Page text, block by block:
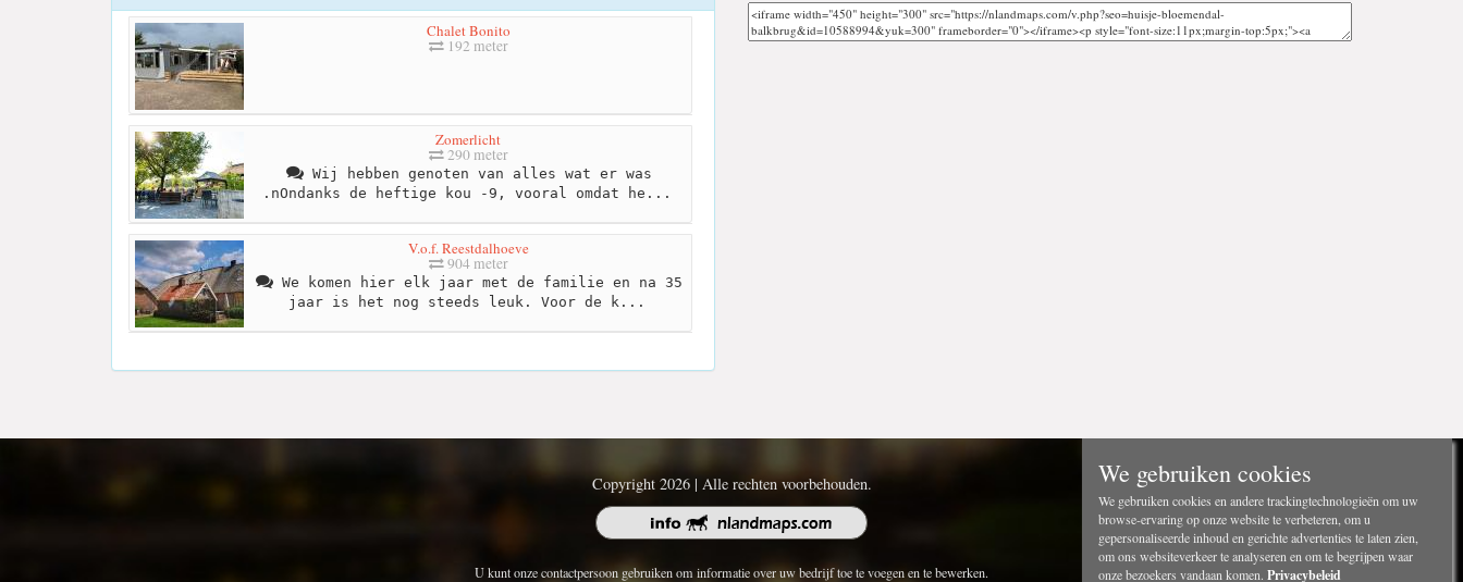
Chalet Bonito
192 meter
Zomerlicht
290 meter
Wij hebben genoten van alles wat er was
.nOndanks de heftige kou -9, vooral omdat he...
V.o.f. Reestdalhoeve
904 meter
We komen hier elk jaar met de familie en na 35
jaar is het nog steeds leuk. Voor de k...
Copyright 2026 | Alle rechten voorbehouden.
U kunt onze contactpersoon gebruiken om informatie over uw bedrijf toe te voegen en te bewerken.
We gebruiken cookies
We gebruiken cookies en andere trackingtechnologieën om uw
browse-ervaring op onze website te verbeteren, om u
gepersonaliseerde inhoud en gerichte advertenties te laten zien,
om ons websiteverkeer te analyseren en om te begrijpen waar
onze bezoekers vandaan komen. Privacybeleid